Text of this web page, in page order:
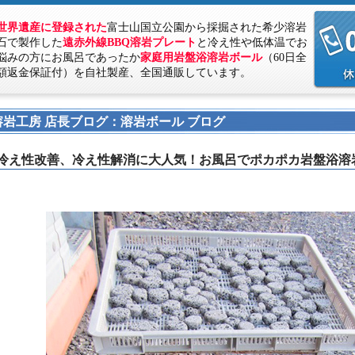
界遺産に登録された富士山国立公園から採掘された希少溶岩
で製作した遠赤外線BBQ溶岩プレート と冷え性や低体温でお
みの方にお風呂であったか家庭用岩盤浴溶岩ボール（60日全
返金保証付）を自社製産、全国通販しています。
岩工房 店長ブログ：溶岩ボール ブログ
え性改善、冷え性解消に大人気！お風呂でポカポカ岩盤浴